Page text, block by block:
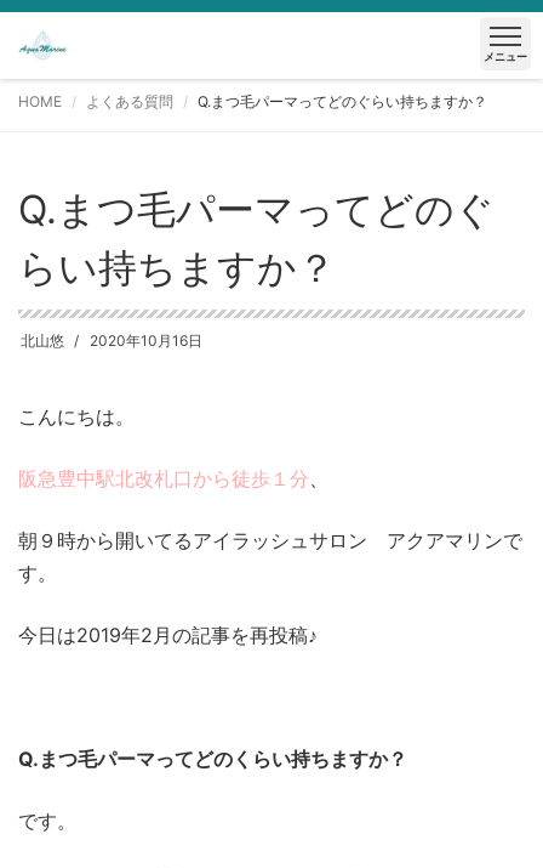
メニュー
HOME よくある質問 Q.まつ毛パーマってどのぐらい持ちますか？
Q.まつ毛パーマってどのぐ
らい持ちますか？
北山悠 2020年10月16日
こんにちは。
阪急豊中駅北改札口から徒歩１分
朝９時から開いてるアイラッシュサロン アクアマリンで
す。
今日は2019年2月の記事を再投稿♪
Q.まつ毛パーマってどのくらい持ちますか？
です。